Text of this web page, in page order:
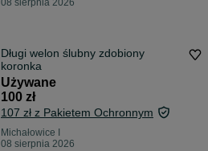
08 sierpnia 2026
Długi welon ślubny zdobiony
koronka
Używane
100 zł
107 zł z Pakietem Ochronnym
Michałowice I
08 sierpnia 2026